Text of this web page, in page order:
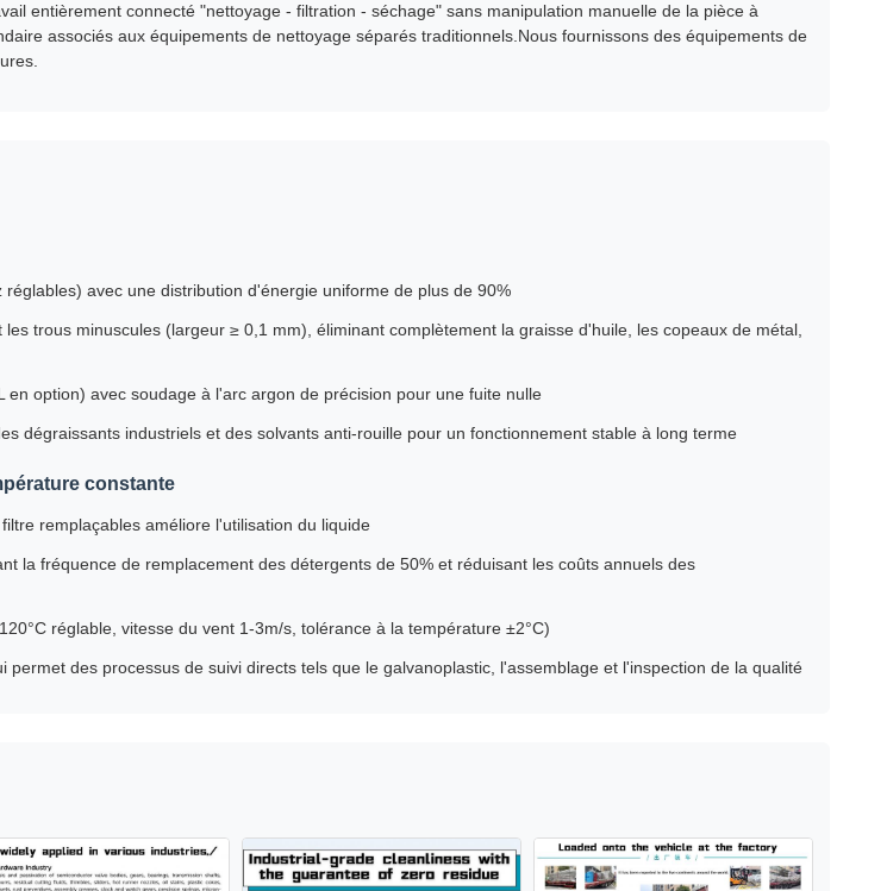
entièrement connecté "nettoyage - filtration - séchage" sans manipulation manuelle de la pièce à
associés aux équipements de nettoyage séparés traditionnels.Nous fournissons des équipements de
avec une distribution d'énergie uniforme de plus de 90%
trous minuscules (largeur ≥ 0,1 mm), éliminant complètement la graisse d'huile, les copeaux de métal,
option) avec soudage à l'arc argon de précision pour une fuite nulle
dégraissants industriels et des solvants anti-rouille pour un fonctionnement stable à long terme
constante
remplaçables améliore l'utilisation du liquide
la fréquence de remplacement des détergents de 50% et réduisant les coûts annuels des
réglable, vitesse du vent 1-3m/s, tolérance à la température ±2°C)
des processus de suivi directs tels que le galvanoplastic, l'assemblage et l'inspection de la qualité